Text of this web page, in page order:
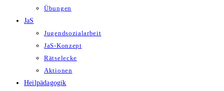
Übungen
JaS
Jugendsozialarbeit
JaS-Konzept
Rätselecke
Aktionen
Heilpädagogik